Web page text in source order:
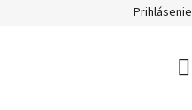
Prihlásenie